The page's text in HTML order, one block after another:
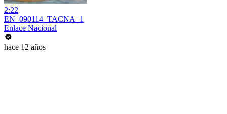
2:22
EN_090114_TACNA_1
Enlace Nacional
hace 12 años